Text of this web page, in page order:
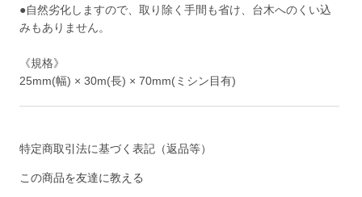
●自然劣化しますので、取り除く手間も省け、台木へのくい込
みもありません。
《規格》
25mm(幅) × 30m(長) × 70mm(ミシン目有)
特定商取引法に基づく表記（返品等）
この商品を友達に教える